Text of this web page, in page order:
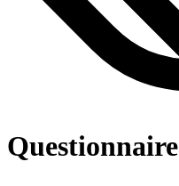
Questionnaire